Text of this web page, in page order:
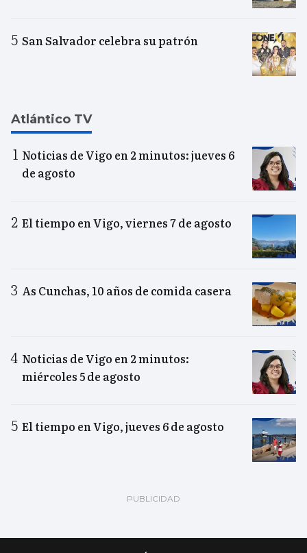
San Salvador celebra su patrón
Atlántico TV
Noticias de Vigo en 2 minutos: jueves 6
de agosto
El tiempo en Vigo, viernes 7 de agosto
As Cunchas, 10 años de comida casera
Noticias de Vigo en 2 minutos:
miércoles 5 de agosto
El tiempo en Vigo, jueves 6 de agosto